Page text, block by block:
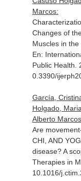
Marcos:
Changes of
Muscles in
En:
Public Health
0.3390/
García,
Holgado,
Alberto
Are
CHI, AND
disease? A
Therapies in
10.1016/